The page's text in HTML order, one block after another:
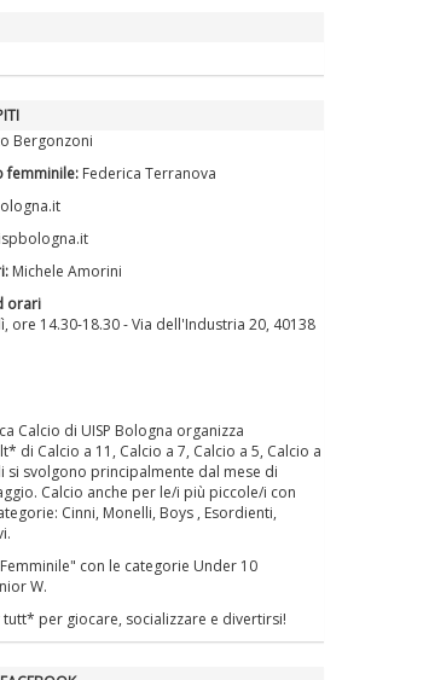
La formazione Uisp rallenta ma
prosegue anche in estate
Tiziano Pesce nel Cda di
Fondazione Terzjus: prima riunione
a Roma
Bergonzoni
femminile: Federica Terranova
Michele Amorini
orari
ore 14.30-18.30 - Via dell'Industria 20, 40138
Calcio di UISP Bologna organizza
di Calcio a 11, Calcio a 7, Calcio a 5, Calcio a
si svolgono principalmente dal mese di
Calcio anche per le/i più piccole/i con
Cinni, Monelli, Boys , Esordienti,
con le categorie Under 10
W.
per giocare, socializzare e divertirsi!